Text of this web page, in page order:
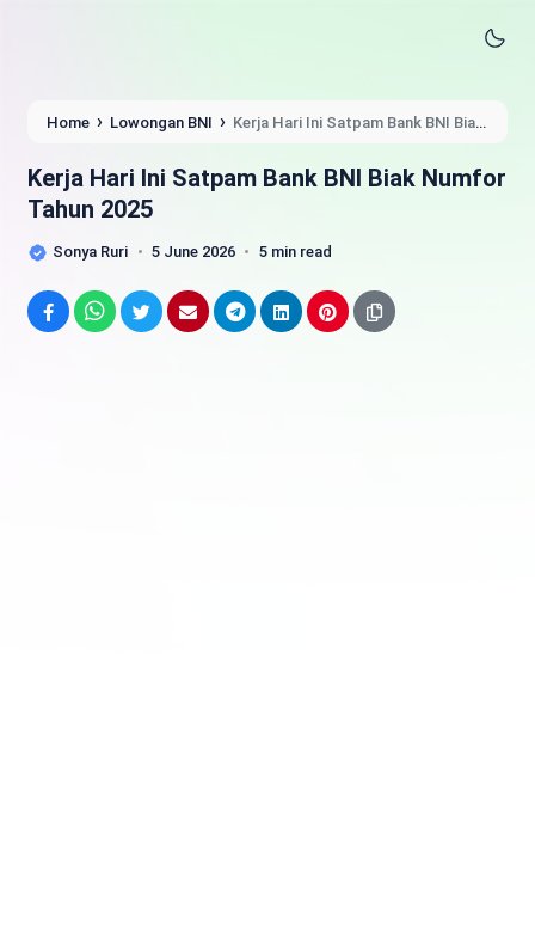
Home › Lowongan BNI › Kerja Hari Ini Satpam Bank BNI Biak
Kerja Hari Ini Satpam Bank BNI Biak Numfor
Tahun 2025
Sonya Ruri 5 June 2026 5 min read